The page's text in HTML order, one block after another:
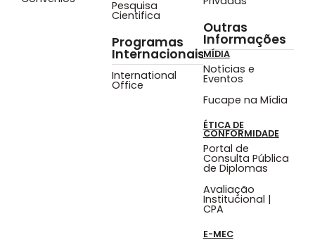
Pesquisa
Cientifica
Programas
Internacionais
International
Office
Outras
Informações
MÍDIA
Notícias e
Eventos
Fucape na Mídia
ÉTICA DE
CONFORMIDADE
Portal de
Consulta Pública
de Diplomas
Avaliação
Institucional |
CPA
E-MEC